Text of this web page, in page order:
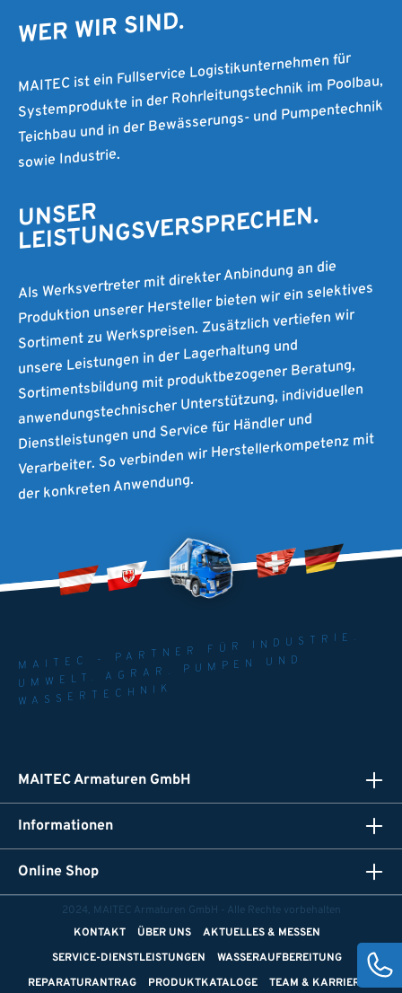
WER WIR SIND.
MAITEC ist ein Fullservice Logistikunternehmen für
Systemprodukte in der Rohrleitungstechnik im Poolbau,
Teichbau und in der Bewässerungs- und Pumpentechnik
sowie Industrie.
UNSER
LEISTUNGSVERSPRECHEN.
Als Werksvertreter mit direkter Anbindung an die
Produktion unserer Hersteller bieten wir ein selektives
Sortiment zu Werkspreisen. Zusätzlich vertiefen wir
unsere Leistungen in der Lagerhaltung und
Sortimentsbildung mit produktbezogener Beratung,
anwendungstechnischer Unterstützung, individuellen
Dienstleistungen und Service für Händler und
Verarbeiter. So verbinden wir Herstellerkompetenz mit
der konkreten Anwendung.
MAITEC - PARTNER FÜR INDUSTRIE.
UMWELT. AGRAR. PUMPEN UND
WASSERTECHNIK
MAITEC Armaturen GmbH
Informationen
Online Shop
2024, MAITEC Armaturen GmbH - Alle Rechte vorbehalten
KONTAKT
ÜBER UNS
AKTUELLES & MESSEN
SERVICE-DIENSTLEISTUNGEN
WASSERAUFBEREITUNG
REPARATURANTRAG
PRODUKTKATALOGE TEAM & KARRIERE